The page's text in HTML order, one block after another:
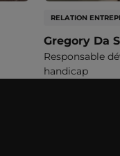
RELATION
Gregory Da
Responsable
handicap